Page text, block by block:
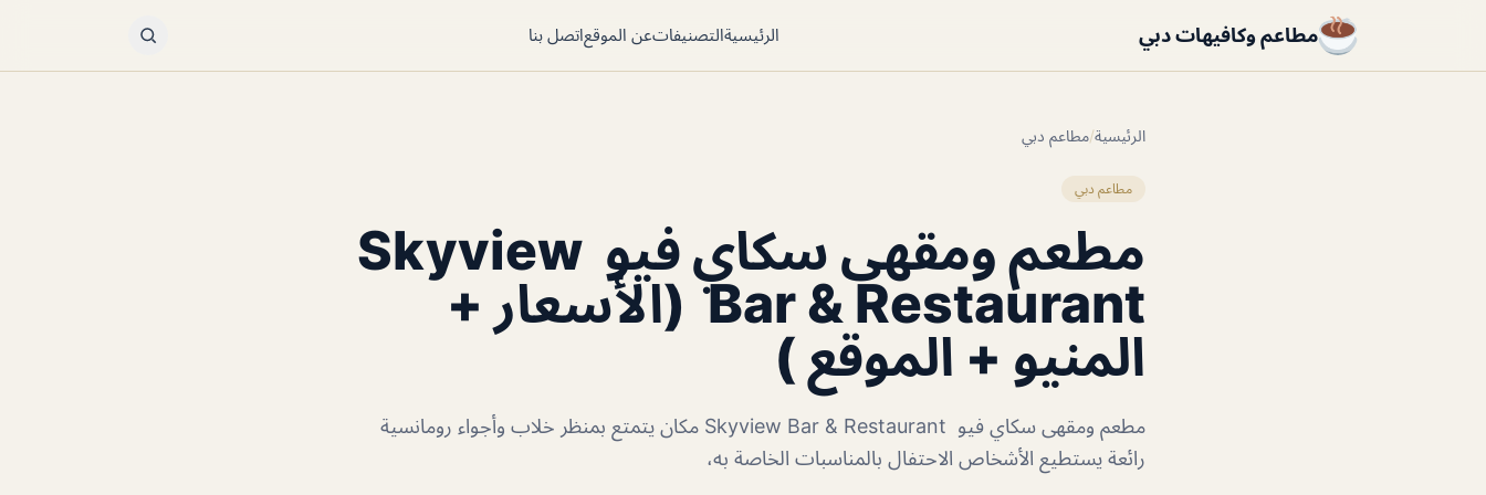
مطاعم وكافيهات دبي الرئيسيةالتصنيفاتعن الموقعاتصل بنا
الرئيسية/مطاعم دبي
مطاعم دبي
مطعم ومقهى سكاي فيو Skyview
Bar & Restaurant (الأسعار +
المنيو + الموقع )
مطعم ومقهى سكاي فيو Skyview Bar & Restaurant مكان يتمتع بمنظر خلاب وأجواء رومانسية
رائعة يستطيع الأشخاص الاحتفال بالمناسبات الخاصة به،